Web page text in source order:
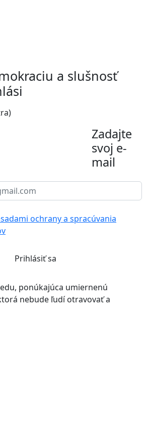
a slušnosť
Zadajte
svoj e-
mail
ochrany a spracúvania
Prihlásiť sa
ponúkajúca umiernenú
nebude ľudí otravovať a